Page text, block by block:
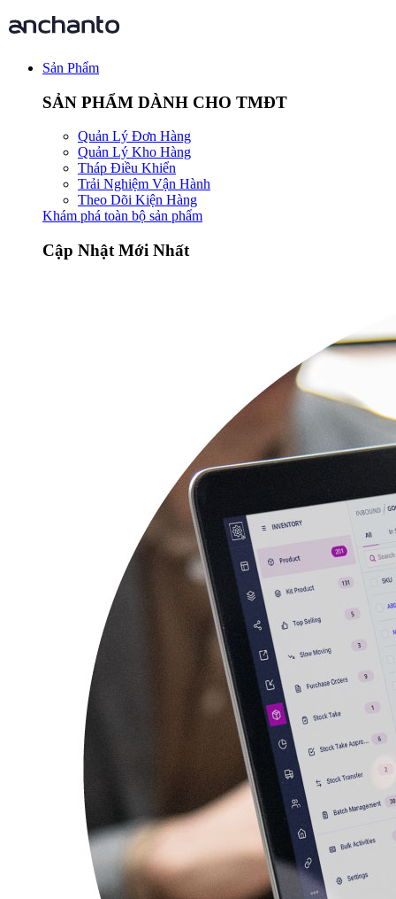
Sản Phẩm
SẢN PHẨM DÀNH CHO TMĐT
Quản Lý Đơn Hàng
Quản Lý Kho Hàng
Tháp Điều Khiển
Trải Nghiệm Vận Hành
Theo Dõi Kiện Hàng
Khám phá toàn bộ sản phẩm
Cập Nhật Mới Nhất